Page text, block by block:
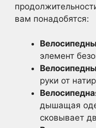
вам понадобятся:
элемент
руки от
дышащая
сковывает